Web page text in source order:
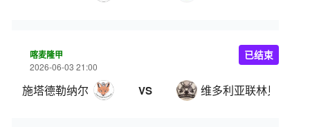
喀麦隆甲
2026-06-03 21:00
施塔德勒纳尔 VS 维多利亚联林贝
已结束